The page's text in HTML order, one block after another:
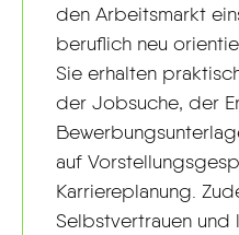
den Arbeitsmarkt
beruflich neu
Sie erhalten
der Jobsuche, der
auf
Karriereplanung.
Selbstvertrauen und